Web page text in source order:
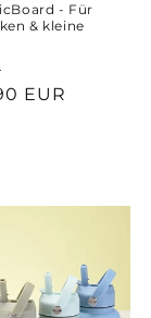
- Für
& kleine
EUR